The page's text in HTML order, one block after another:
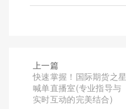
上一篇
快速掌握！国际期货之星
喊单直播室(专业指导与
实时互动的完美结合)